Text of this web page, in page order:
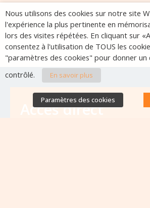
Accès direct
Nous utilisons des cookies sur notre site
l'expérience la plus pertinente en
lors des visites répétées. En cliquant sur
consentez à l'utilisation de TOUS les
"paramètres des cookies" pour donner un
contrôlé.
En savoir plus
Paramètres des cookies